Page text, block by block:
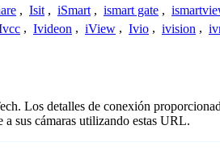
, Isit , iSmart , ismart gate ,
, Ivideon , iView , Ivio , ivision ,
Los detalles de conexión
sus cámaras utilizando estas URL.